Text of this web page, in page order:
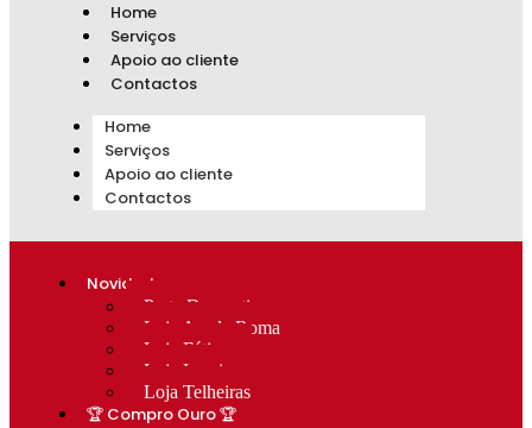
Home
Serviços
Apoio ao cliente
Contactos
Home
Serviços
Apoio ao cliente
Contactos
Novidades
Prata Decorativa
Loja Av. de Roma
Loja Fátima
Loja Lumiar
Loja Telheiras
🏆 Compro Ouro 🏆